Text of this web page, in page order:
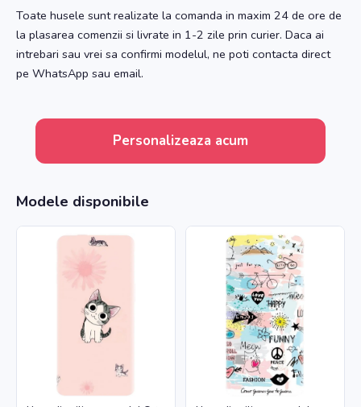
Toate husele sunt realizate la comanda in maxim 24 de ore de
la plasarea comenzii si livrate in 1-2 zile prin curier. Daca ai
intrebari sau vrei sa confirmi modelul, ne poti contacta direct
pe WhatsApp sau email.
Personalizeaza acum
Modele disponibile